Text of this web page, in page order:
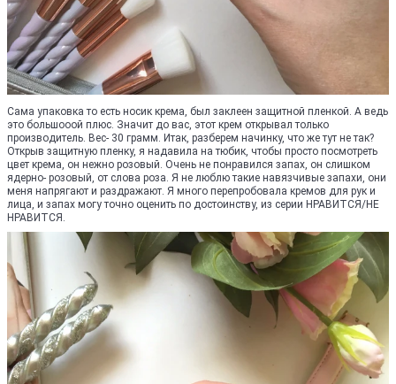
Сама упаковка то есть носик крема, был заклеен защитной пленкой. А ведь
это большооой плюс. Значит до вас, этот крем открывал только
производитель. Вес- 30 грамм. Итак, разберем начинку, что же тут не так?
Открыв защитную пленку, я надавила на тюбик, чтобы просто посмотреть
цвет крема, он нежно розовый. Очень не понравился запах, он слишком
ядерно- розовый, от слова роза. Я не люблю такие навязчивые запахи, они
меня напрягают и раздражают. Я много перепробовала кремов для рук и
лица, и запах могу точно оценить по достоинству, из серии НРАВИТСЯ/НЕ
НРАВИТСЯ.